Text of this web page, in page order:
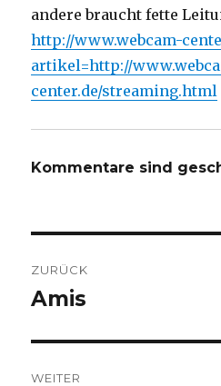
andere braucht fette
http://www.webcam-
artikel=http://
center.de/streaming.html
Kommentare sind
ZURÜCK
Vorheriger
Amis
WEITER